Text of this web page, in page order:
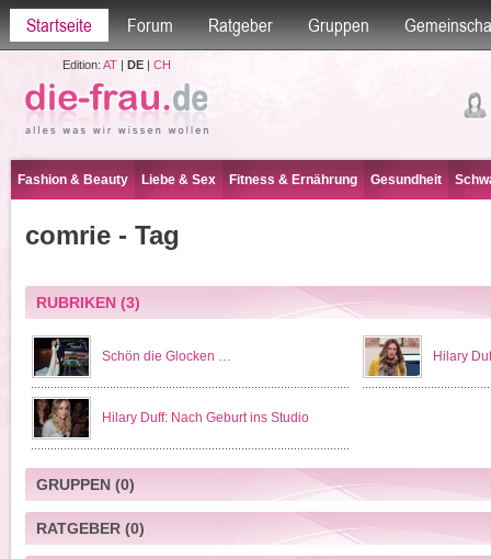
Startseite Forum Ratgeber Gruppen
Edition: AT| DE| CH
Fashion & Beauty Liebe & Sex Fitness & Ernährung Gesundheit
comrie - Tag
RUBRIKEN(3)
Schön die Glocken … Hilary
Hilary Duff: Nach Geburt ins Studio
GRUPPEN(0)
RATGEBER(0)